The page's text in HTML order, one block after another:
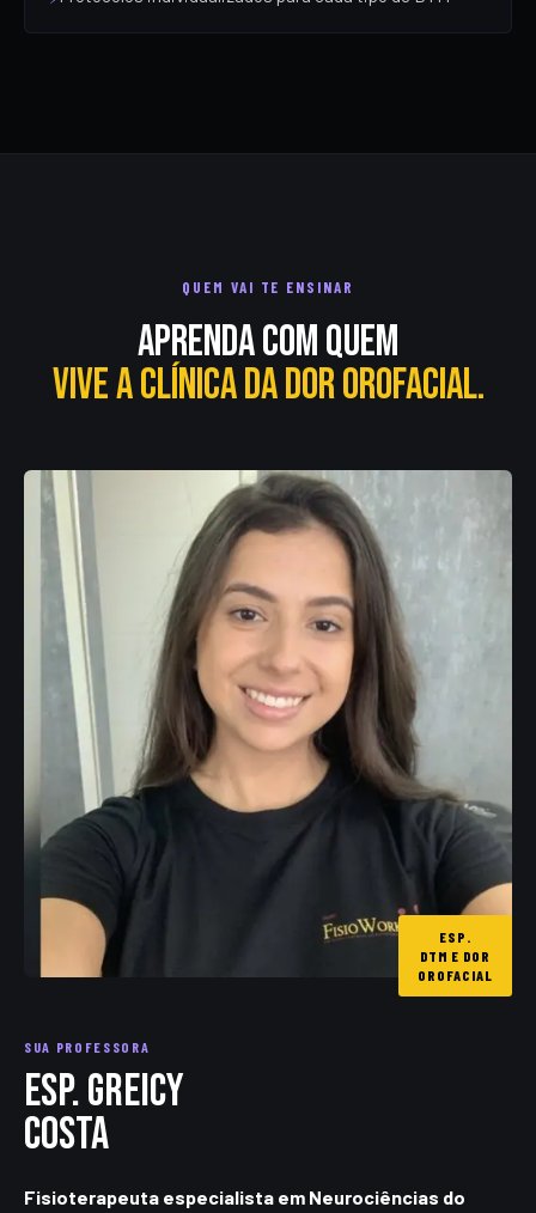
QUEM VAI TE ENSINAR
Aprenda com quem
vive a clínica da dor orofacial.
ESP.
DTM E DOR
OROFACIAL
SUA PROFESSORA
Esp. Greicy
Costa
Fisioterapeuta especialista em Neurociências do